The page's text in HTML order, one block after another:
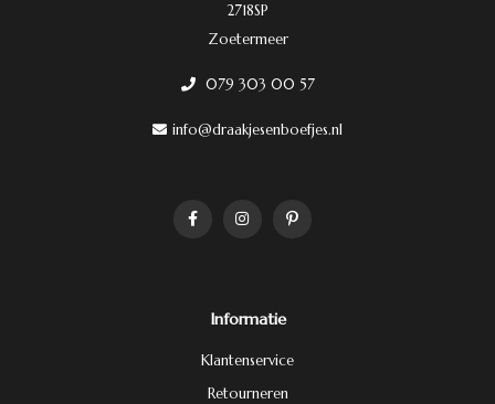
2718SP
Zoetermeer
079 303 00 57
info@draakjesenboefjes.nl
Informatie
Klantenservice
Retourneren